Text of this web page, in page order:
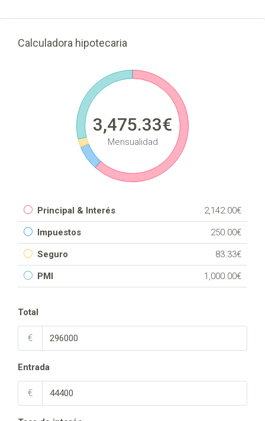
Calculadora hipotecaria
3,475.33€
Mensualidad
Principal & Interés 2,142.00€
Impuestos 250.00€
Seguro 83.33€
PMI 1,000.00€
Total
€
Entrada
€